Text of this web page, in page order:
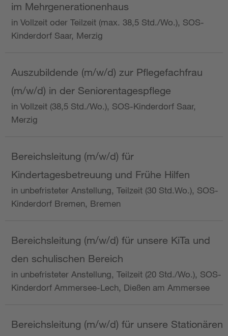
im Mehrgenerationenhaus
in Vollzeit oder Teilzeit (max. 38,5 Std./Wo.), SOS-
Kinderdorf Saar, Merzig
Auszubildende (m/w/d) zur Pflegefachfrau
(m/w/d) in der Seniorentagespflege
in Vollzeit (38,5 Std./Wo.), SOS-Kinderdorf Saar,
Merzig
Bereichsleitung (m/w/d) für
Kindertagesbetreuung und Frühe Hilfen
in unbefristeter Anstellung, Teilzeit (30 Std.Wo.), SOS-
Kinderdorf Bremen, Bremen
Bereichsleitung (m/w/d) für unsere KiTa und
den schulischen Bereich
in unbefristeter Anstellung, Teilzeit (20 Std./Wo.), SOS-
Kinderdorf Ammersee-Lech, Dießen am Ammersee
Bereichsleitung (m/w/d) für unsere Stationären